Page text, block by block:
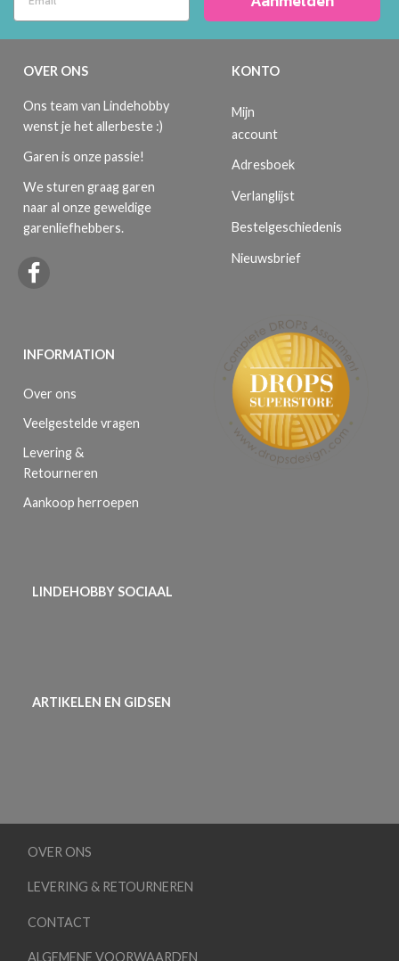
OVER ONS
Ons team van Lindehobby
wenst je het allerbeste :)
Garen is onze passie!
We sturen graag garen
naar al onze geweldige
garenliefhebbers.
INFORMATION
Over ons
Veelgestelde vragen
Levering &
Retourneren
Aankoop herroepen
KONTO
Mijn
account
Adresboek
Verlanglijst
Bestelgeschiedenis
Nieuwsbrief
LINDEHOBBY SOCIAAL
ARTIKELEN EN GIDSEN
OVER ONS
LEVERING & RETOURNEREN
CONTACT
ALGEMENE VOORWAARDEN